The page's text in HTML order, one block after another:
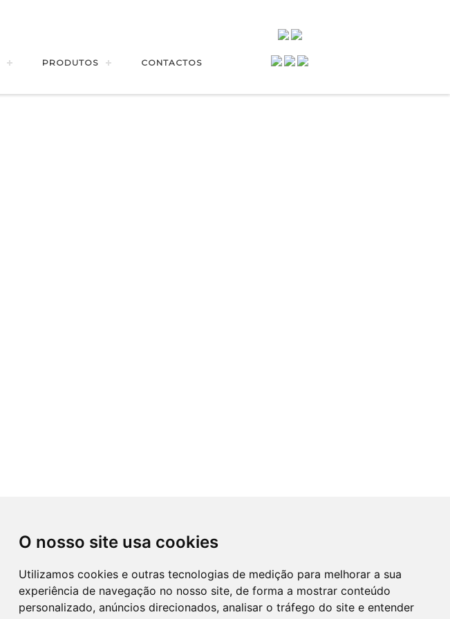
O nosso site usa cookies
Utilizamos cookies e outras tecnologias de medição para melhorar a sua
experiência de navegação no nosso site, de forma a mostrar conteúdo
personalizado, anúncios direcionados, analisar o tráfego do site e entender
PRODUTOS CONTACTOS